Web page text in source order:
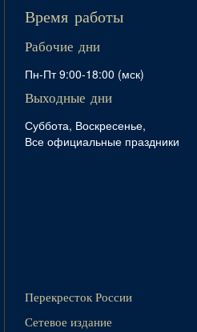
Время работы
Рабочие дни
Пн-Пт 9:00-18:00 (мск)
Выходные дни
Суббота, Воскресенье,
Все официальные праздники
Перекресток России
Сетевое издание